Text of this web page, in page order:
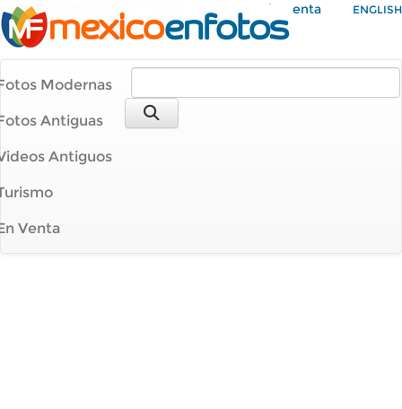
Mi Cuenta ENGLISH
Modernas
Antiguas
Antiguos
Venta